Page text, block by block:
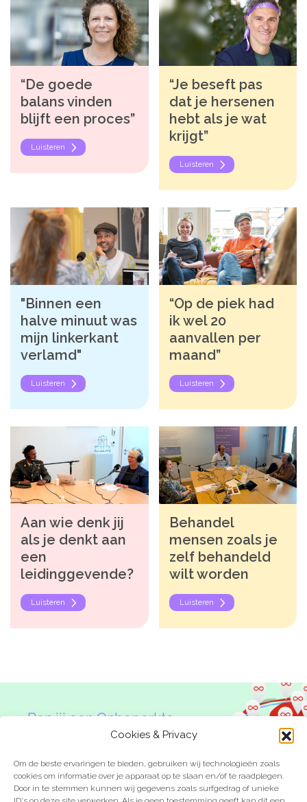
Cookies & Privacy
Om de beste ervaringen te bieden, gebruiken wij technologieën zoals
cookies om informatie over je apparaat op te slaan en/of te raadplegen.
Door in te stemmen kunnen wij gegevens zoals surfgedrag of unieke
“De goede
balans vinden
blijft een proces”
Luisteren
“Je beseft pas
dat je hersenen
hebt als je wat
krijgt”
Luisteren
"Binnen een
halve minuut was
mijn linkerkant
verlamd"
Luisteren
“Op de piek had
ik wel 20
aanvallen per
maand”
Luisteren
Aan wie denk jij
als je denkt aan
een
leidinggevende?
Luisteren
Behandel
mensen zoals je
zelf behandeld
wilt worden
Luisteren
Ben jij een Onbeperkte